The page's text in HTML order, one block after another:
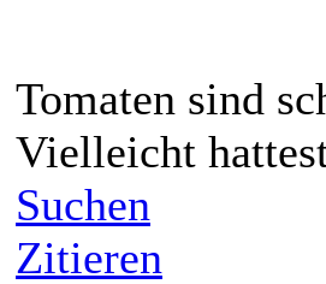
Tomaten sind
Vielleicht
Suchen
Zitieren